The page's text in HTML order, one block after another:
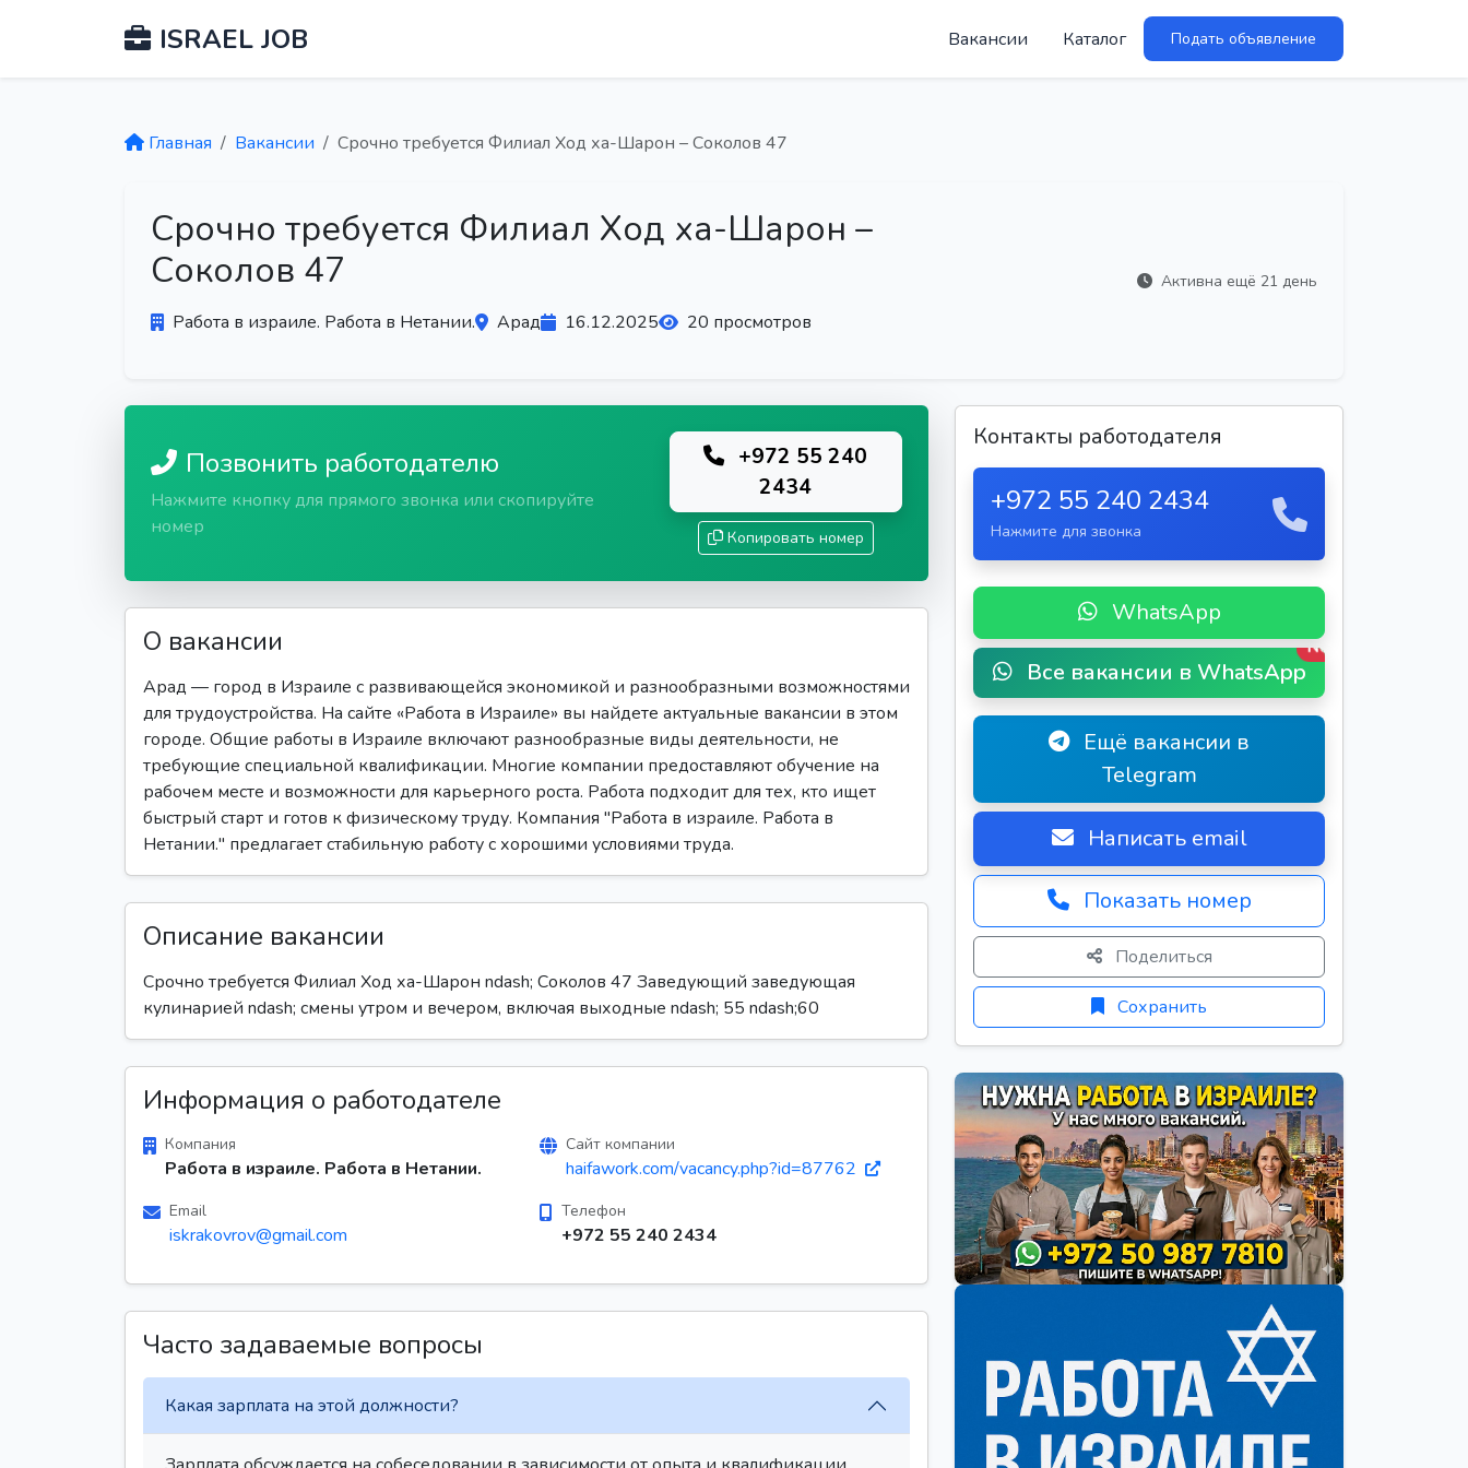
ISRAEL JOB Вакансии Каталог Подать объявление
Главная Вакансии Срочно требуется Филиал Ход ха-Шарон – Соколов 47
Срочно требуется Филиал Ход ха-Шарон –
Соколов 47
Работа в израиле. Работа в Нетании. Арад 16.12.2025 20 просмотров
Активна ещё 21 день
Позвонить работодателю
Нажмите кнопку для прямого звонка или скопируйте
номер
+972 55 240
2434
Копировать номер
О вакансии
Арад — город в Израиле с развивающейся экономикой и разнообразными возможностями
для трудоустройства. На сайте «Работа в Израиле» вы найдете актуальные вакансии в этом
городе. Общие работы в Израиле включают разнообразные виды деятельности, не
требующие специальной квалификации. Многие компании предоставляют обучение на
рабочем месте и возможности для карьерного роста. Работа подходит для тех, кто ищет
быстрый старт и готов к физическому труду. Компания "Работа в израиле. Работа в
Нетании." предлагает стабильную работу с хорошими условиями труда.
Описание вакансии
Срочно требуется Филиал Ход ха-Шарон ndash; Соколов 47 Заведующий заведующая
кулинарией ndash; смены утром и вечером, включая выходные ndash; 55 ndash;60
Информация о работодателе
Компания
Работа в израиле. Работа в Нетании.
Сайт компании
haifawork.com/vacancy.php?id=87762
Email
iskrakovrov@gmail.com
Телефон
+972 55 240 2434
Часто задаваемые вопросы
Какая зарплата на этой должности?
Контакты работодателя
+972 55 240 2434
Нажмите для звонка
WhatsApp
Все вакансии в WhatsApp
New
Ещё вакансии в
Telegram
Написать email
Показать номер
Поделиться
Сохранить